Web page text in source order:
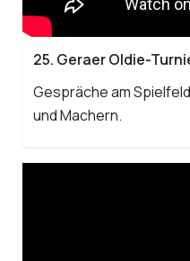
25. Geraer Oldie-
Gespräche am
und Machern.